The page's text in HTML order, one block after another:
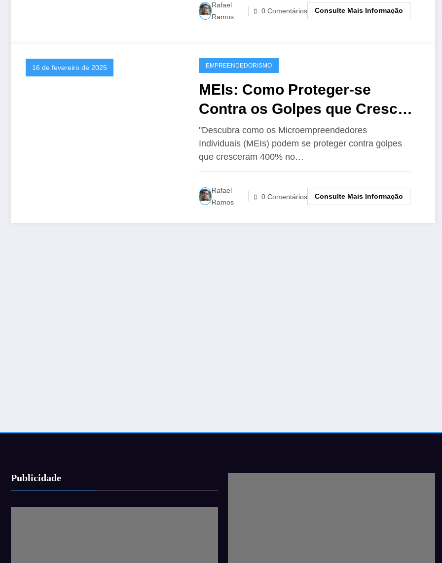
Rafael
Ramos
0 Comentários Consulte Mais Informação
16 de fevereiro de 2025 EMPREENDEDORISMO
MEIs: Como Proteger-se
Contra os Golpes que Crescem
400% no Brasil
"Descubra como os Microempreendedores
Individuais (MEIs) podem se proteger contra golpes
que cresceram 400% no…
Rafael
Ramos
0 Comentários Consulte Mais Informação
Publicidade